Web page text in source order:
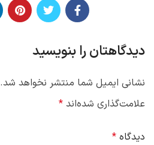
دیدگاهتان را بنویسید
نشانی ایمیل شما منتشر نخواهد شد.
علامت‌گذاری شده‌اند *
دیدگاه *